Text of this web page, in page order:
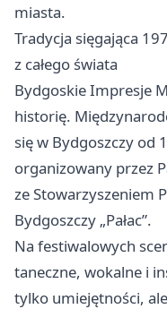
miasta.
Tradycja sięgająca
z całego świata
Bydgoskie Impresje
historię.
się w Bydgoszczy od
organizowany przez
ze Stowarzyszeniem
Bydgoszczy „Pałac”.
Na festiwalowych
taneczne, wokalne i
tylko umiejętności,